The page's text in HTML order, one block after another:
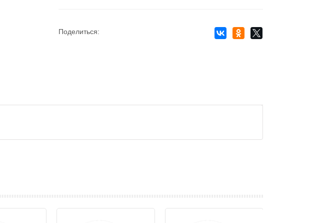
Поделиться: